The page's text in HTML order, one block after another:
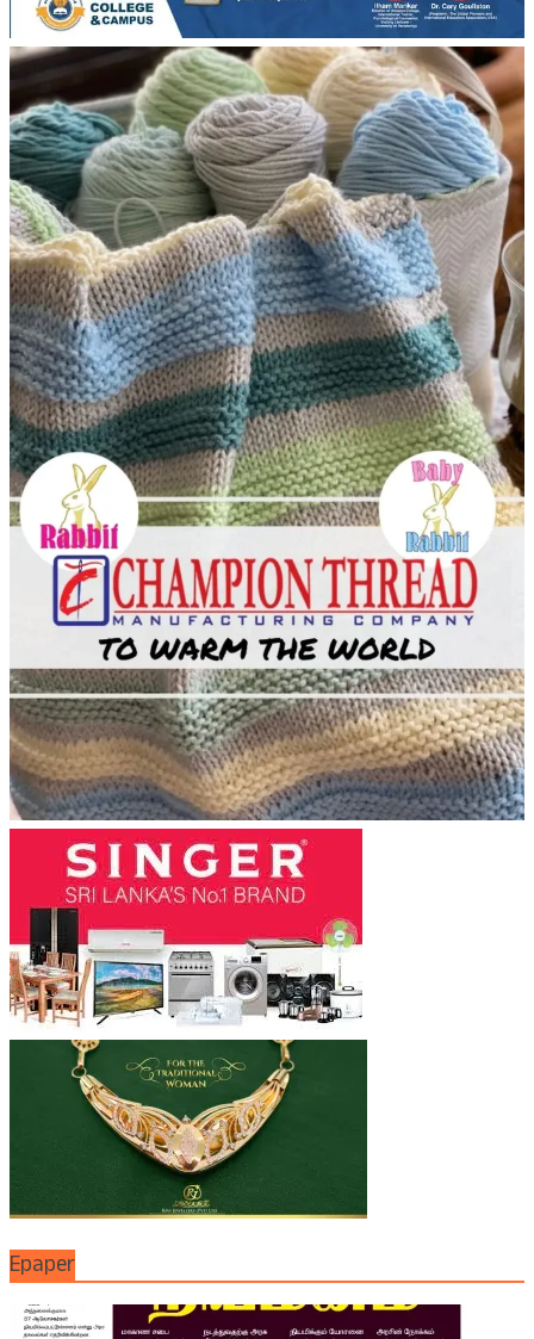
Epaper